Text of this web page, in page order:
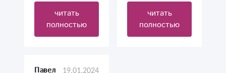
карантина не
могли приехать и
поздравить.
Доставили цветы
бабушка была
читать
полностью
магазина за
работу. Букет
прекрасный,
цветы свежие.
читать
полностью
Павел 19.01.2024